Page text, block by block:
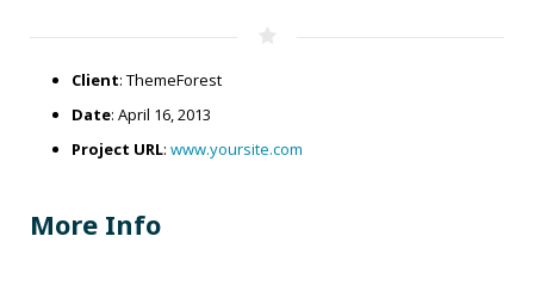
Client: ThemeForest
Date: April 16, 2013
Project URL: www.yoursite.com
More Info